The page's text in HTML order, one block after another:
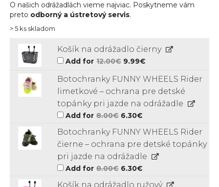
O našich odrážadlách vieme najviac. Poskytneme vám
preto odborný a ústretový servis.
> 5 ks skladom
Košík na odrážadlo čierny
Add for 12.00€ Original
price
12.00€.
9.99€
9.99€.
Botochranky FUNNY WHEELS Rider
limetkové – ochrana pre detské
topánky pri jazde na odrážadle
Add for 8.00€ Original
price
8.00€.
6.30€
6.30€.
Botochranky FUNNY WHEELS Rider
čierne – ochrana pre detské topánky
pri jazde na odrážadle
Add for 8.00€ Original
price
was:
6.30€
Košík na odrážadlo ružový